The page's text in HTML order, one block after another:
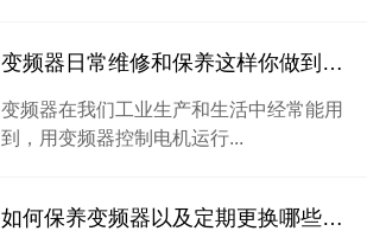
变频器日常维修和保养这样你做到了吗？
变频器在我们工业生产和生活中经常能用
到，用变频器控制电机运行...
如何保养变频器以及定期更换哪些配件？